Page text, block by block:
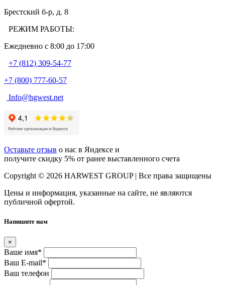
Брестский б-р, д. 8
РЕЖИМ РАБОТЫ:
Ежедневно c 8:00 до 17:00
+7 (812) 309-54-77
+7 (800) 777-60-57
Info@hgwest.net
Оставьте отзыв о нас в Яндексе и
получите скидку 5% от ранее выставленного счета
Copyright © 2026 HARWEST GROUP | Все права защищены
Цены и информация, указанные на сайте, не являются
публичной офертой.
Напишите нам
×
Ваше имя*
Ваш E-mail*
Ваш телефон